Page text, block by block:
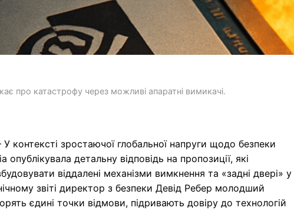
про катастрофу через можливі апаратні вимикачі.
У контексті зростаючої глобальної напруги щодо безпеки
опублікувала детальну відповідь на пропозиції, які
віддалені механізми вимкнення та «задні двері» у
звіті директор з безпеки Девід Ребер молодший
єдині точки відмови, підривають довіру до технологій